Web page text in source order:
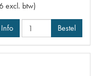
excl. btw)
Info Bestel